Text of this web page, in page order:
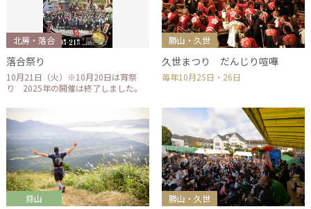
北房・落合
落合祭り
10月21日（火）※10月20日は宵祭
り 2025年の開催は終了しました。
勝山・久世
久世まつり だんじり喧嘩
毎年10月25日・26日
蒜山 勝山・久世